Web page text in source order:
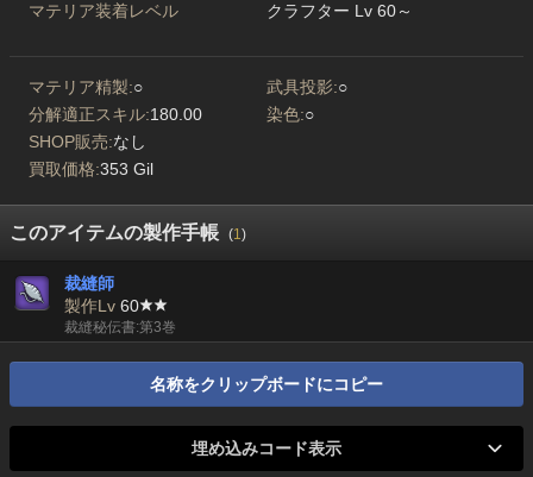
マテリア装着レベル
クラフター Lv 60～
マテリア精製:○ 武具投影:○
分解適正スキル:180.00 染色:○
SHOP販売:なし
買取価格:353 Gil
このアイテムの製作手帳 (1)
裁縫師
製作Lv 60
裁縫秘伝書:第3巻
名称をクリップボードにコピー
埋め込みコード表示